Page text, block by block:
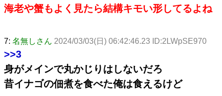
海老や蟹もよく見たら結構キモい形してるよね
7: 名無しさん 2024/03/03(日) 06:42:46.23 ID:2LWpSE970
>>3
身がメインで丸かじりはしないだろ
昔イナゴの佃煮を食べた俺は食えるけど